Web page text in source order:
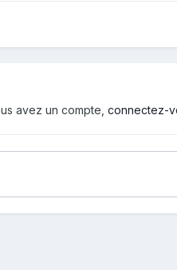
avez un compte, connectez-